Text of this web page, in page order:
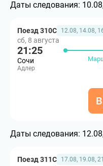
Даты следования:
Поезд 310С 12.08, 14.08,
сб, 8 августа
21:25
Сочи
Адлер
Даты следования:
Поезд 311С 17.08, 19.08,